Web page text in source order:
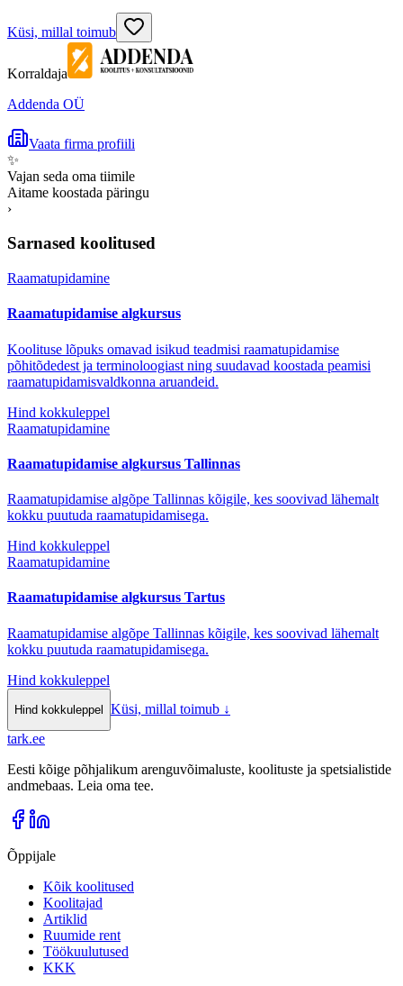
Küsi, millal toimub
Korraldaja
Addenda OÜ
Vaata firma profiili
✨
Vajan seda oma tiimile
Aitame koostada päringu
›
Sarnased koolitused
Raamatupidamine
Raamatupidamise algkursus
Koolituse lõpuks omavad isikud teadmisi raamatupidamise
põhitõdedest ja terminoloogiast ning suudavad koostada peamisi
raamatupidamisvaldkonna aruandeid.
Hind kokkuleppel
Raamatupidamine
Raamatupidamise algkursus Tallinnas
Raamatupidamise algõpe Tallinnas kõigile, kes soovivad lähemalt
kokku puutuda raamatupidamisega.
Hind kokkuleppel
Raamatupidamine
Raamatupidamise algkursus Tartus
Raamatupidamise algõpe Tallinnas kõigile, kes soovivad lähemalt
kokku puutuda raamatupidamisega.
Hind kokkuleppel
Hind kokkuleppel Küsi, millal toimub ↓
tark.ee
Eesti kõige põhjalikum arenguvõimaluste, koolituste ja spetsialistide
andmebaas. Leia oma tee.
Õppijale
Kõik koolitused
Koolitajad
Artiklid
Ruumide rent
Töökuulutused
KKK